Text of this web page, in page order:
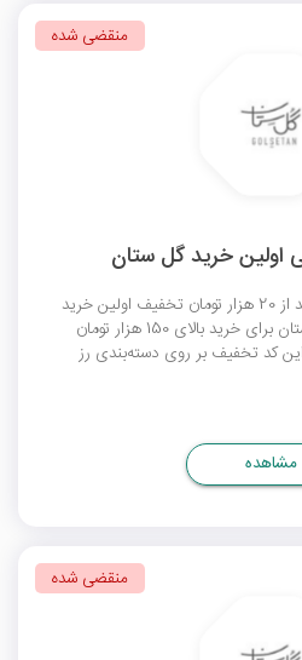
با وارد کردن کد تخفیف می‌توانید از 20 هزار تومان تخفیف اولین خرید
فروشگاه اینترنتی گل و گیاه گل ستان برای خرید بالای 150 هزار تومان
کد تخفیف بر روی دسته‌بندی رز
منقضی شده
مشاهده
منقضی شده